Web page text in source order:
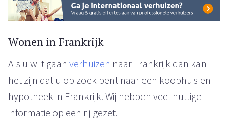
Wonen in Frankrijk
Als u wilt gaan verhuizen naar Frankrijk dan kan
het zijn dat u op zoek bent naar een koophuis en
hypotheek in Frankrijk. Wij hebben veel nuttige
informatie op een rij gezet.